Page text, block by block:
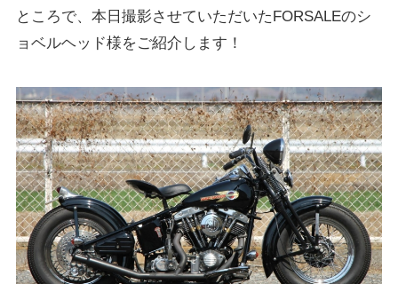
ところで、本日撮影させていただいたFORSALEのシ
ョベルヘッド様をご紹介します！